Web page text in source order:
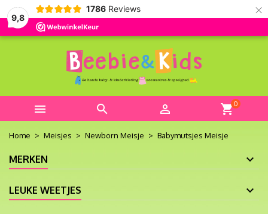
9,8
1786 Reviews ×
   shopping_cart0
Home Meisjes Newborn Meisje Babymutsjes Meisje
MERKEN
LEUKE WEETJES